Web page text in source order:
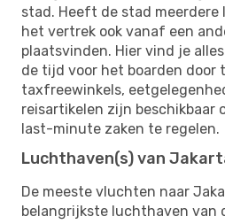
stad. Heeft de stad meerdere
het vertrek ook vanaf een
plaatsvinden. Hier vind je
de tijd voor het boarden door
taxfreewinkels,
reisartikelen zijn beschikbaar
last-minute zaken te regelen.
Luchthaven(s) van
De meeste vluchten naar
belangrijkste luchthaven van